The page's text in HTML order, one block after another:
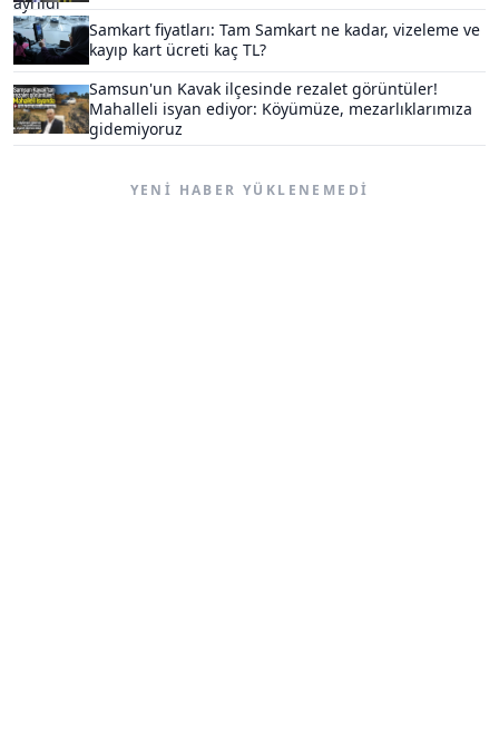
Samkart fiyatları: Tam Samkart ne kadar, vizeleme ve
kayıp kart ücreti kaç TL?
Samsun'un Kavak ilçesinde rezalet görüntüler!
Mahalleli isyan ediyor: Köyümüze, mezarlıklarımıza
gidemiyoruz
YENI HABER YÜKLENEMEDI